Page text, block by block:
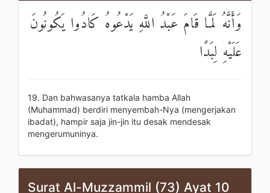
وَأَنَّهُ لَمَّا قَامَ عَبْدُ اللَّهِ يَدْعُوهُ كَادُوا يَكُونُونَ
عَلَيْهِ لِبَدًا
19. Dan bahwasanya tatkala hamba Allah
(Muhammad) berdiri menyembah-Nya (mengerjakan
ibadat), hampir saja jin-jin itu desak mendesak
mengerumuninya.
Surat Al-Muzzammil (73) Ayat 10